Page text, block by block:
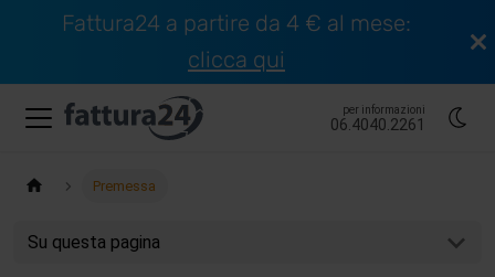
Fattura24 a partire da 4 € al mese:
clicca qui
per informazioni
06.4040.2261
Premessa
Su questa pagina